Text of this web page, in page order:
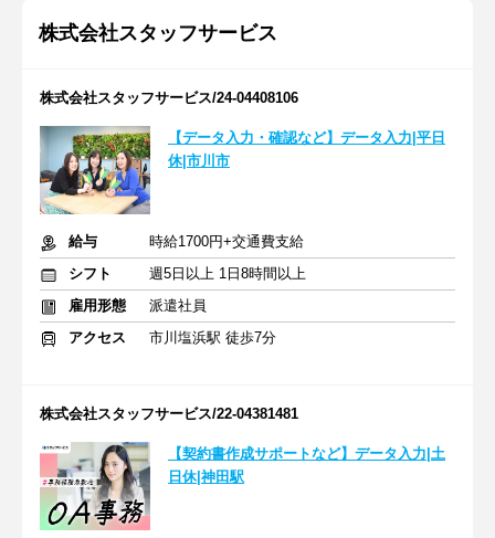
株式会社スタッフサービス
株式会社スタッフサービス/24-04408106
【データ入力・確認など】データ入力|平日
休|市川市
給与
時給1700円+交通費支給
シフト
週5日以上 1日8時間以上
雇用形態
派遣社員
アクセス
市川塩浜駅 徒歩7分
株式会社スタッフサービス/22-04381481
【契約書作成サポートなど】データ入力|土
日休|神田駅